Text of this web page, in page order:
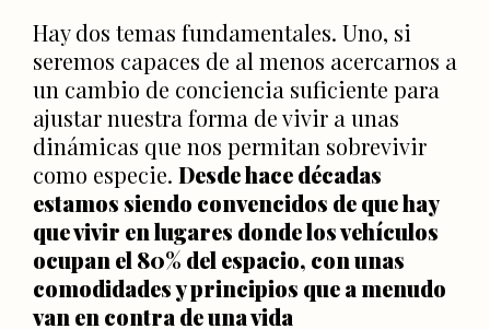
Hay dos temas fundamentales. Uno, si
seremos capaces de al menos acercarnos a
un cambio de conciencia suficiente para
ajustar nuestra forma de vivir a unas
dinámicas que nos permitan sobrevivir
como especie. Desde hace décadas
estamos siendo convencidos de que hay
que vivir en lugares donde los vehículos
ocupan el 80% del espacio, con unas
comodidades y principios que a menudo
van en contra de una vida